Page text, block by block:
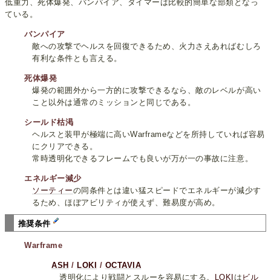
低重力、死体爆発、バンパイア、タイマーは比較的簡単な部類となっ
ている。
バンパイア
敵への攻撃でヘルスを回復できるため、火力さえあればむしろ
有利な条件とも言える。
死体爆発
爆発の範囲外から一方的に攻撃できるなら、敵のレベルが高い
こと以外は通常のミッションと同じである。
シールド枯渇
ヘルスと装甲が極端に高いWarframeなどを所持していれば容易
にクリアできる。
常時透明化できるフレームでも良いが万が一の事故に注意。
エネルギー減少
ソーティーの同条件とは違い猛スピードでエネルギーが減少す
るため、ほぼアビリティが使えず、難易度が高め。
推奨条件
Warframe
ASH / LOKI / OCTAVIA
透明化により戦闘とスルーを容易にする。
LOKI は ビル